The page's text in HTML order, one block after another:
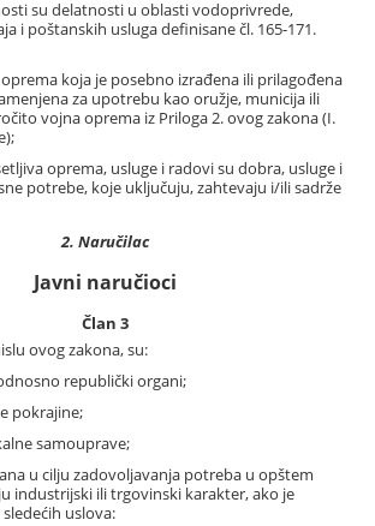
su delatnosti u oblasti vodoprivrede,
i poštanskih usluga definisane čl. 165-171.
koja je posebno izrađena ili prilagođena
za upotrebu kao oružje, municija ili
vojna oprema iz Priloga 2. ovog zakona (I.
oprema, usluge i radovi su dobra, usluge i
potrebe, koje uključuju, zahtevaju i/ili sadrže
2. Naručilac
Javni naručioci
Član 3
ovog zakona, su:
republički organi;
pokrajine;
samouprave;
u cilju zadovoljavanja potreba u opštem
industrijski ili trgovinski karakter, ako je
uslova: